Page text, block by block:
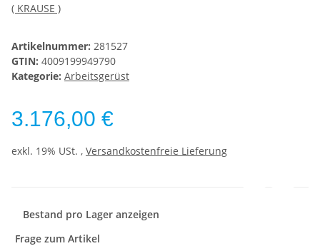
( KRAUSE )
Artikelnummer: 281527
GTIN: 4009199949790
Kategorie: Arbeitsgerüst
3.176,00 €
exkl. 19% USt. , Versandkostenfreie Lieferung
Bestand pro Lager anzeigen
Frage zum Artikel